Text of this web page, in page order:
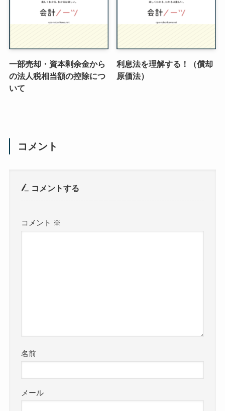
一部売却・資本剰余金から
の法人税相当額の控除につ
いて
利息法を理解する！（償却
原価法）
コメント
コメントする
コメント ※
名前
メール